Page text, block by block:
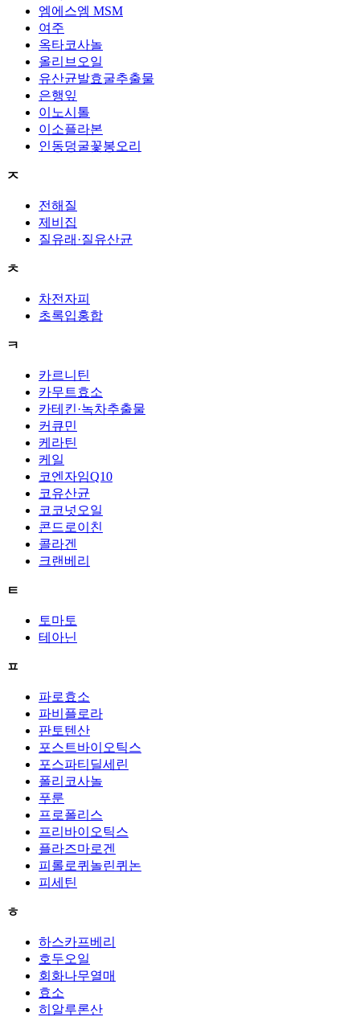
엠에스엠 MSM
여주
옥타코사놀
올리브오일
유산균발효굴추출물
은행잎
이노시톨
이소플라본
인동덩굴꽃봉오리
ㅈ
전해질
제비집
질유래·질유산균
ㅊ
차전자피
초록입홍합
ㅋ
카르니틴
카무트효소
카테킨·녹차추출물
커큐민
케라틴
케일
코엔자임Q10
코유산균
코코넛오일
콘드로이친
콜라겐
크랜베리
ㅌ
토마토
테아닌
ㅍ
파로효소
파비플로라
판토텐산
포스트바이오틱스
포스파티딜세린
폴리코사놀
푸룬
프로폴리스
프리바이오틱스
플라즈마로겐
피롤로퀴놀린퀴논
피세틴
ㅎ
하스카프베리
호두오일
회화나무열매
효소
히알루론산